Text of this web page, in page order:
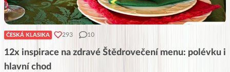
ČESKÁ KLASIKA 293 10
12x inspirace na zdravé Štědrovečení menu: polévku i
hlavní chod